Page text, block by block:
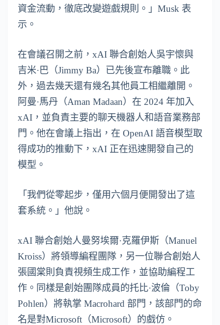
資金流動，徹底改變遊戲規則。」Musk 表
示。
在會議召開之前，xAI 聯合創始人吳宇懷與
吉米·巴（Jimmy Ba）已先後宣布離職。此
外，過去幾天還有幾名其他員工相繼離開。
阿曼·馬丹（Aman Madaan）在 2024 年加入
xAI，並負責主要的聊天機器人和語音業務部
門。他在會議上指出，在 OpenAI 語音模型取
得成功的推動下，xAI 正在迅速開發自己的
模型。
「我們從零起步，僅用六個月便開發出了這
套系統。」他說。
xAI 聯合創始人曼努埃爾·克羅伊斯（Manuel
Kroiss）將領導編程團隊，另一位聯合創始人
張國棠則負責視頻生成工作，並協助編程工
作。同樣是創始團隊成員的托比·波倫（Toby
Pohlen）將執掌 Macrohard 部門，該部門的命
名是對Microsoft（Microsoft）的戲仿。